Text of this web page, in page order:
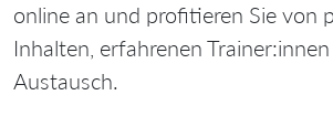
online an und profitieren Sie von
Inhalten, erfahrenen
Austausch.